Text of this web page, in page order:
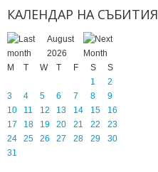
КАЛЕНДАР НА СЪБИТИЯ
August
2026
M
T W T F S
S
1
2
3
4 5 6 7 8
9
10
11 12 13 14 15
16
17
18 19 20 21 22
23
24
25 26 27 28 29
30
31